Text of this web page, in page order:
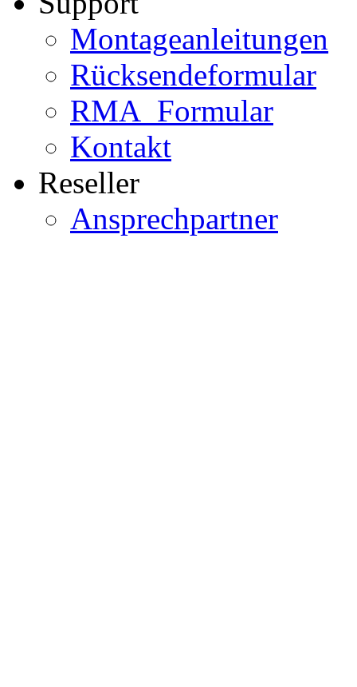
Montageanleitungen
Rücksendeformular
RMA_Formular
Kontakt
Reseller
Ansprechpartner